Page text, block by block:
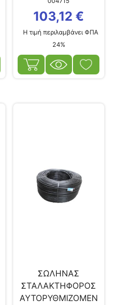
103,12 €
Η τιμή περιλαμβάνει ΦΠΑ
24%
ΣΩΛΗΝΑΣ
ΣΤΑΛΑΚΤΗΦΟΡΟΣ
ΑΥΤΟΡΥΘΜΙΖΟΜΕΝ